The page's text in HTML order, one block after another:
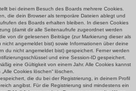
bei deinem Besuch des Boards mehrere Cookies.
die dein Browser als temporäre Dateien ablegt und
des Boards erhalten bleiben. In diesen Cookies
(damit dir alle Seitenaufrufe zugeordnet werden
von dir gelesenen Beiträge (zur Markierung dieser als
angemeldet bist) sowie Informationen über deine
du nicht angemeldet bist) gespeichert. Ferner werden
und eine Session-ID gespeichert.
eine Gültigkeit von einem Jahr. Alle Cookies kannst
Cookies löschen“ löschen.
die du bei der Registrierung, in deinem Profil
angibst. Für die Registrierung sind mindestens ein